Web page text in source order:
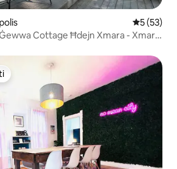
Rating
5 (53)
Cottage Ħdejn Xmara - Xmara
tal-klijenti